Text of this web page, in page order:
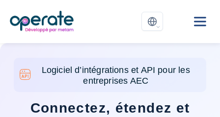
Logiciel d’intégrations et API pour les
entreprises AEC
Connectez, étendez et